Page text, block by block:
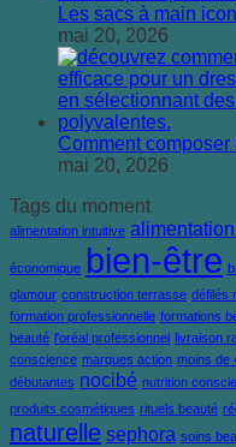
Les sacs à main
mai 20, 2026
Comment
mai 20, 2026
Tags du moment
alimentation intuitive
économique bien-être
glamour construction terrasse défilés
formation professionnelle formations
beauté l'oréal professionnel livraison
conscience marques action moins de
débutantes nocibé nutrition
produits cosmétiques rituels beauté
naturelle sephora soins